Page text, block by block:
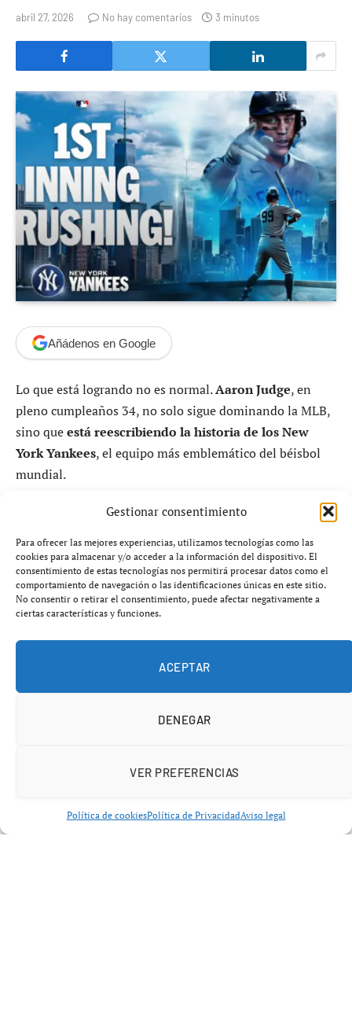
Gestionar consentimiento
Para ofrecer las mejores experiencias, utilizamos tecnologías como las
cookies para almacenar y/o acceder a la información del dispositivo. El
consentimiento de estas tecnologías nos permitirá procesar datos como el
comportamiento de navegación o las identificaciones únicas en este sitio.
No consentir o retirar el consentimiento, puede afectar negativamente a
ciertas características y funciones.
ACEPTAR
DENEGAR
VER PREFERENCIAS
Política de cookiesPolítica de PrivacidadAviso legal
abril 27, 2026 No hay comentarios 3 minutos
Añádenos en Google
Lo que está logrando no es normal.Aaron Judge, en
pleno cumpleaños 34, no solo sigue dominando la MLB,
sino queestá reescribiendo la historia de los New
York Yankees, el equipo más emblemático del béisbol
mundial.
Un gigante en la franquicia más
grande del béisbol
Hablar de losNew York Yankeeses hablar de leyendas.